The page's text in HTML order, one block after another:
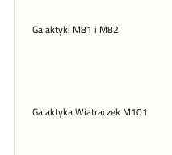
Galaktyki M81 i M82
Galaktyka Wiatraczek M101